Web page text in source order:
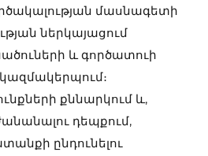
մասնագետի
ներկայացում
և գործատուի
քննարկում և,
դեպքում,
ընդունելու